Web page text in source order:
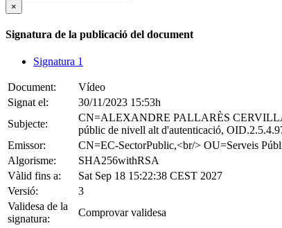
×
Signatura de la publicació del document
Signatura 1
Document:
Vídeo
Signat el:
30/11/2023 15:53h
Subjecte:
CN=ALEXANDRE PALLARÈS
públic de nivell alt d'autenticació,
Emissor:
CN=EC-SectorPublic,<br/> OU=Serveis
Algorisme:
SHA256withRSA
Vàlid fins a:
Sat Sep 18 15:22:38 CEST 2027
Versió:
3
Validesa de la
signatura:
Comprovar validesa